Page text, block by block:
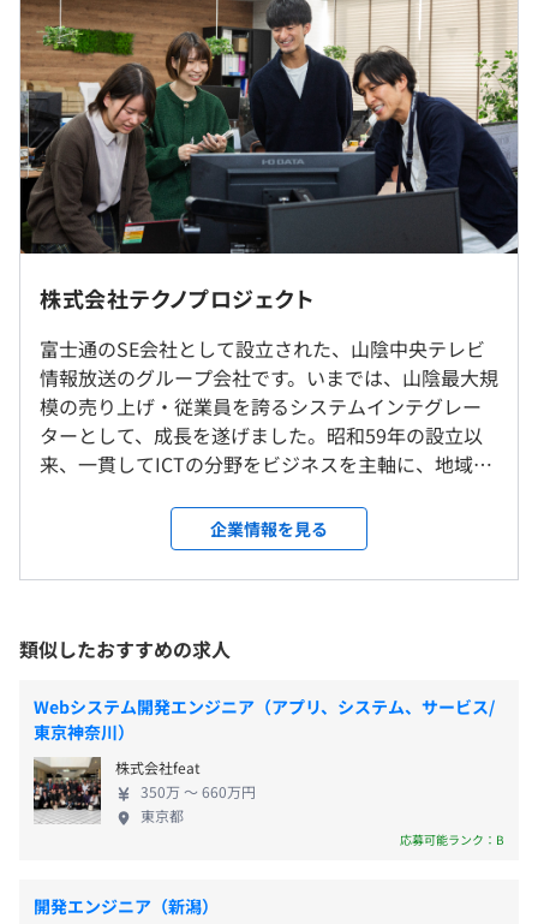
■『WaKaYo』：二酸化炭素モニタリングIoTシステム
■『CareWORKS21』：ケアプラン作成や介護給付費請求
業務などの日々の事務負担を大幅に縮減する介護事業者支
援システム
■『縁sys』：島根県松江市の地域資源「Ruby」で開発し
■富士通の「INTERCOMMUNITY21共通シリーズ」である
電子申請を提供
■『i-CityPortal』：自治体ポータルシステム
■『Matsueオープンデータバンク』：松江市が保有する
公共データをオープンデータとして公開するオープンデー
訪問看護・介護事業所等で共有する仕組み
■『勘定奉行のOBC』：経理や人事などのバックオフィ
ス業務には、国内トップシェアの「奉行シリーズ」（株式
会社オービックビジネスコンサルタント）のパッケージを
提供
■『FUJITSU 文教ソリューション／Musetheque V4（ミ
▼本社もしくは下記拠点での勤務となります。
コナンテクノポート：島根県松江市玉湯町布志名767-63
出雲オフィス：島根県出雲市渡橋町372-1
※転勤はありません。
◎週2日のリモート勤務が可能です！
本社、コナンテクノポート
会社の定める場所（テレワークを行う場所を含む）
受動喫煙防止措置に関する事項
対策：あり
対策内容：敷地内禁煙（喫煙室あり）
JR山陰本線松江駅
【モデル年収】
■40歳／590万／リーダー（基本給・各種手当、賞与含
む）
■40歳／740万／管理職（基本給・各種手当、賞与含む）
※リーダー職で採用の場合は専門型裁量労働制となりま
す。
（※想定年収は年収提示額を保証するものではありません）
8：45～17：30（所定労働時間：7時間45分）
休憩時間：12：00～13：00（60分）
平均残業時間：平均26時間／月
∟年2回出勤土曜日あり
■年末年始休暇（育児・介護等に配慮した労働制約条件の
設定可）
■特別（慶弔）休暇
■年次有給休暇：10日〜20日
∟下限日数は、入社半年経過後の付与日数となります。
◎有給休暇取得率 68.9%（2021年度）
株式会社テクノプロジェクト
富士通のSE会社として設立された、山陰中央テレビ
情報放送のグループ会社です。いまでは、山陰最大規
模の売り上げ・従業員を誇るシステムインテグレー
ターとして、成長を遂げました。昭和59年の設立以
来、一貫してICTの分野をビジネスを主軸に、地域
ョン・サービスを展開しています。 ■官公庁 人々の
暮らしに必要不可欠な行政手続きなどを、IT技術を
用いて便利で簡易的にします。自治体の電子申請サー
民が充実した公共サービスを受けるためのシステム
／低コストで効果的に業務効率化できる電子行政ソ
リューションを提供しています。手続きのオンライン
化や、過去に導入したシステムを現状の制度や環境
変化に適応させる最適化など、生活者が快適に暮ら
せる社会づくりを目指します。 ■ヘルスケア 人々が
健康に、安心して暮らせるための医療・介護環境
を、IT技術を用いて実現します。地域医療連携やAIを
アレコード）による生活者自身の健康管理サポート
企業情報を見る
類似したおすすめの求人
Webシステム開発エンジニア（アプリ、システム、サービス/
東京神奈川）
株式会社feat
350万 〜 660万円
東京都
応募可能ランク：B
開発エンジニア（新潟）